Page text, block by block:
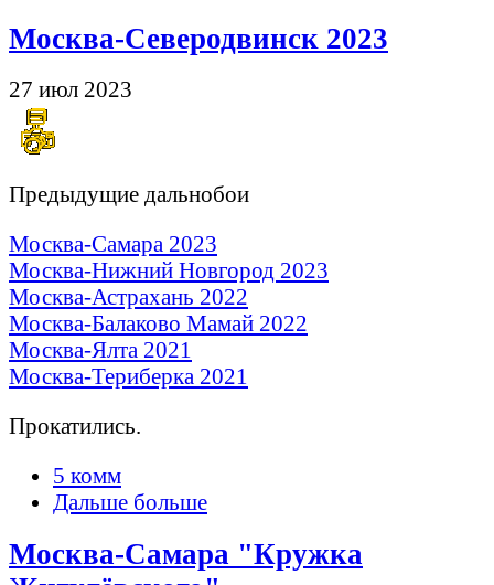
Москва-Северодвинск 2023
27 июл 2023
Предыдущие дальнобои
Москва-Самара 2023
Москва-Нижний Новгород 2023
Москва-Астрахань 2022
Москва-Балаково Мамай 2022
Москва-Ялта 2021
Москва-Териберка 2021
Прокатились.
5 комм
Дальше больше
Москва-Самара "Кружка